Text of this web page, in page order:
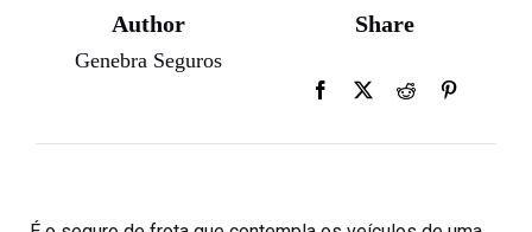
Author
Genebra Seguros
Share